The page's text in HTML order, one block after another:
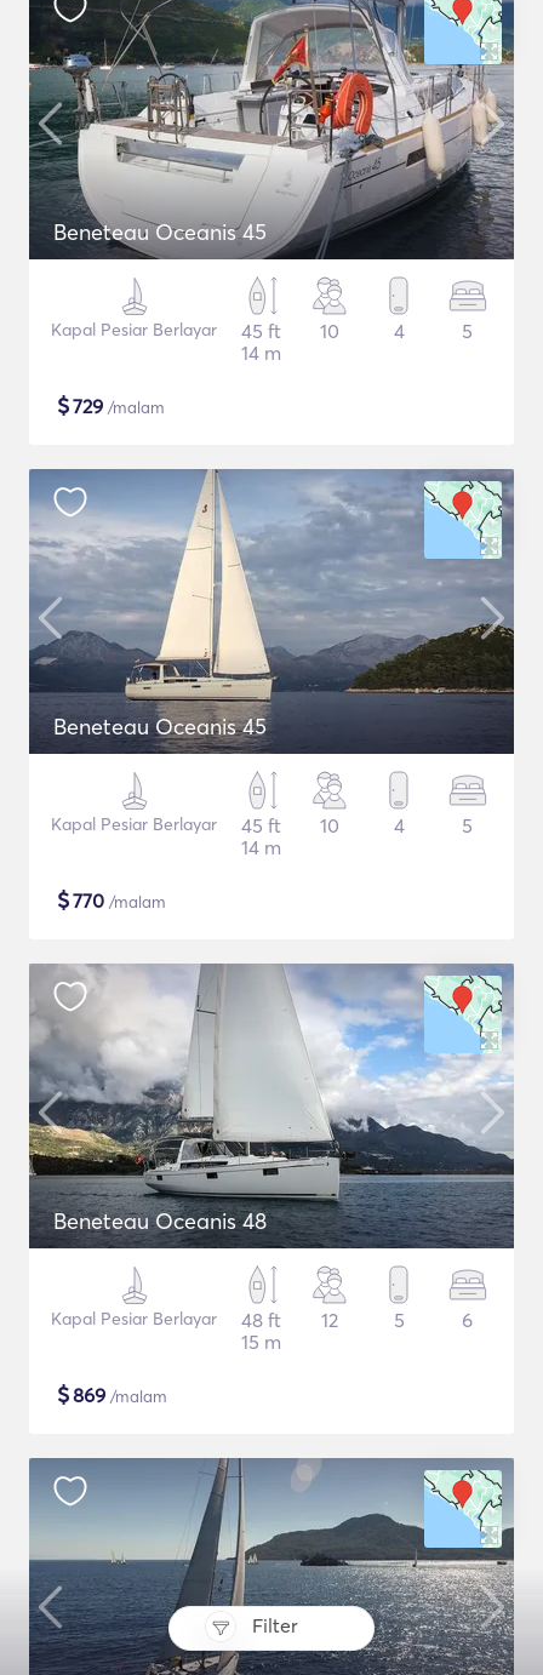
Filter
Beneteau Oceanis 45
Kapal Pesiar Berlayar
45 ft
14 m
10 4 5
$729 /malam
Beneteau Oceanis 45
Kapal Pesiar Berlayar
45 ft
14 m
10 4 5
$770 /malam
Beneteau Oceanis 48
Kapal Pesiar Berlayar
48 ft
15 m
12 5 6
$869 /malam